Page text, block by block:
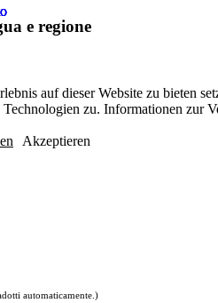
e regione
auf dieser Website zu bieten
zu. Informationen zur
Akzeptieren
automaticamente.)